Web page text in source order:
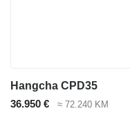
Hangcha CPD35
36.950 €
≈ 72.240 KM